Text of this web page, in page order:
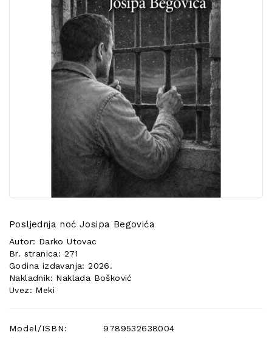
UDŽBENIKE!
Posljednja noć Josipa Begovića
Autor: Darko Utovac
Br. stranica: 271
Godina izdavanja: 2026.
Nakladnik: Naklada Bošković
Uvez: Meki
Model/ISBN:
9789532638004